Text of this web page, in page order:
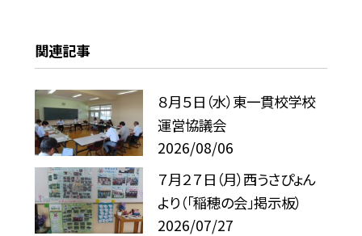
関連記事
８月５日（水）東一貫校学校
運営協議会
2026/08/06
７月２７日（月）西うさぴょん
より（「稲穂の会」掲示板）
2026/07/27